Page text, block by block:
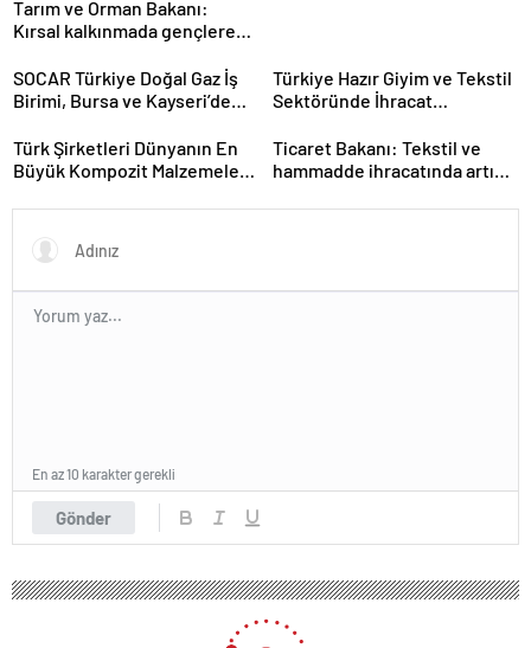
Tarım ve Orman Bakanı:
Kırsal kalkınmada gençlere
yapıyoruz
SOCAR Türkiye Doğal Gaz İş
Birimi, Bursa ve Kayseri’de
Türkiye Hazır Giyim ve Tekstil
Sektöründe İhracat
Türk Şirketleri Dünyanın En
Büyük Kompozit Malzemeler
Ticaret Bakanı: Tekstil ve
hammadde ihracatında artış
Gönder
En az 10 karakter gerekli